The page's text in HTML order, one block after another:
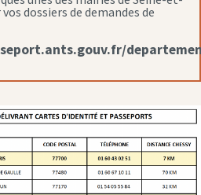
dossiers de demandes de